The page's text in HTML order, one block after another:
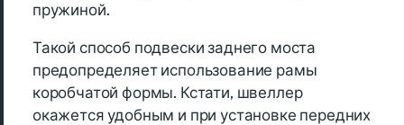
пружиной.
Такой способ подвески заднего моста
предопределяет использование рамы
коробчатой формы. Кстати, швеллер
окажется удобным и при установке передних